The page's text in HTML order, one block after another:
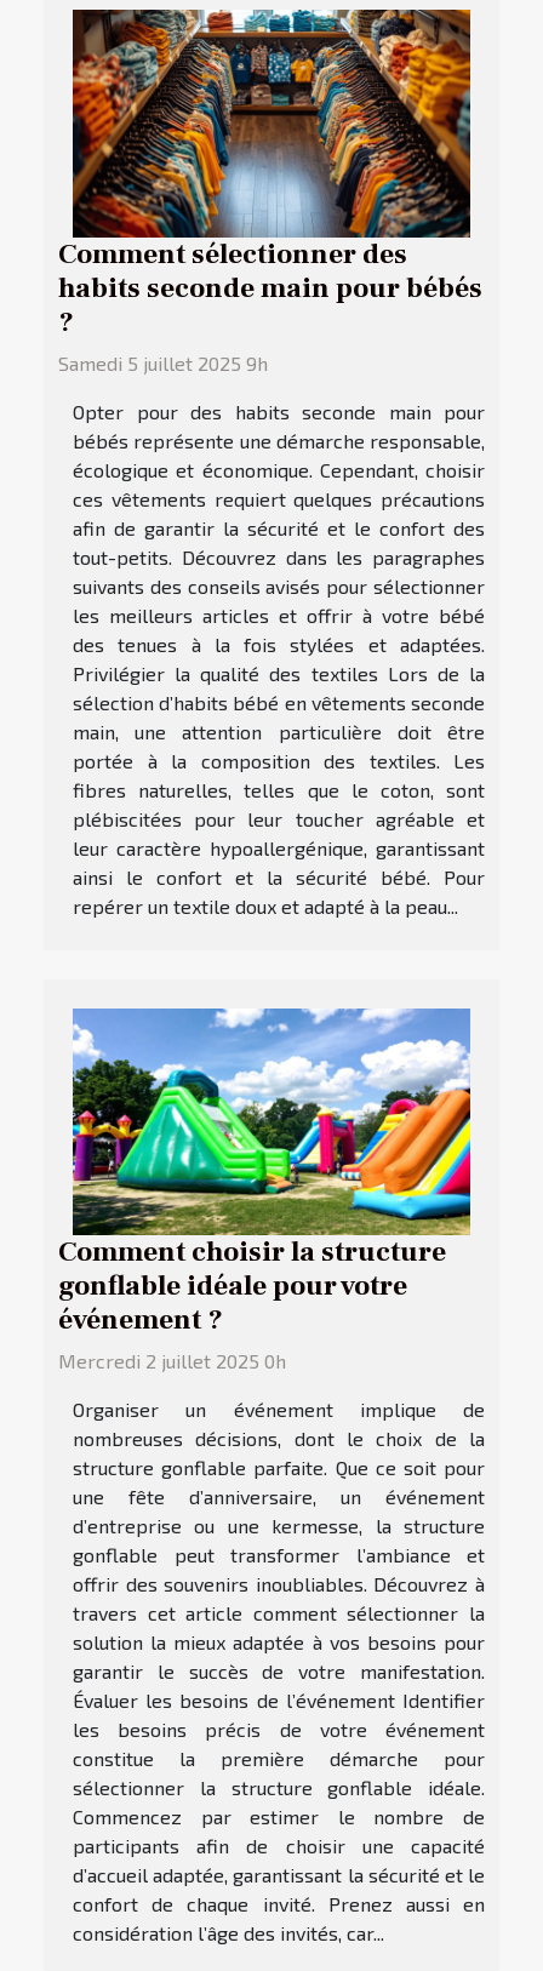
Comment sélectionner des
habits seconde main pour bébés
?
Samedi 5 juillet 2025 9h
Opter pour des habits seconde main pour
bébés représente une démarche responsable,
écologique et économique. Cependant, choisir
ces vêtements requiert quelques précautions
afin de garantir la sécurité et le confort des
tout-petits. Découvrez dans les paragraphes
suivants des conseils avisés pour sélectionner
les meilleurs articles et offrir à votre bébé
des tenues à la fois stylées et adaptées.
Privilégier la qualité des textiles Lors de la
sélection d’habits bébé en vêtements seconde
main, une attention particulière doit être
portée à la composition des textiles. Les
fibres naturelles, telles que le coton, sont
plébiscitées pour leur toucher agréable et
leur caractère hypoallergénique, garantissant
ainsi le confort et la sécurité bébé. Pour
repérer un textile doux et adapté à la peau...
Comment choisir la structure
gonflable idéale pour votre
événement ?
Mercredi 2 juillet 2025 0h
Organiser un événement implique de
nombreuses décisions, dont le choix de la
structure gonflable parfaite. Que ce soit pour
une fête d’anniversaire, un événement
d’entreprise ou une kermesse, la structure
gonflable peut transformer l’ambiance et
offrir des souvenirs inoubliables. Découvrez à
travers cet article comment sélectionner la
solution la mieux adaptée à vos besoins pour
garantir le succès de votre manifestation.
Évaluer les besoins de l’événement Identifier
les besoins précis de votre événement
constitue la première démarche pour
sélectionner la structure gonflable idéale.
Commencez par estimer le nombre de
participants afin de choisir une capacité
d’accueil adaptée, garantissant la sécurité et le
confort de chaque invité. Prenez aussi en
considération l’âge des invités, car...